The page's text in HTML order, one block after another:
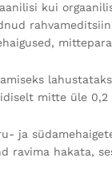
kui
mitte üle 0,2
ja
ravima hakata,